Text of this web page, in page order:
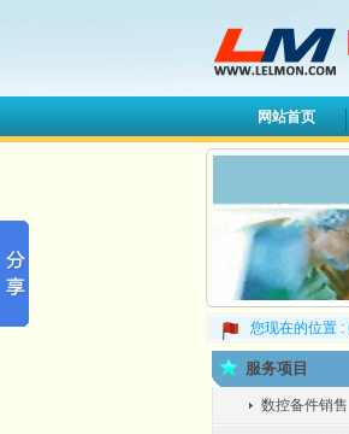
网站首页
您现在的位置 :
服务项目
数控备件销售